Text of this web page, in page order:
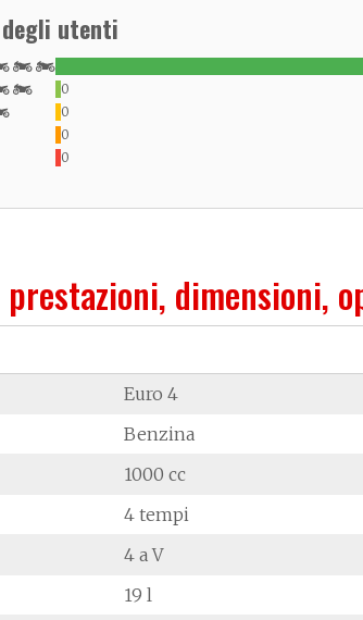
utenti
0
0
0
0
dimensioni,
Euro 4
Benzina
1000 cc
4 tempi
4 a V
19 l